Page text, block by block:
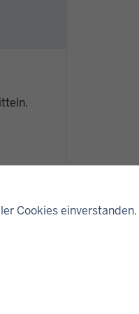
Cookies einverstanden.